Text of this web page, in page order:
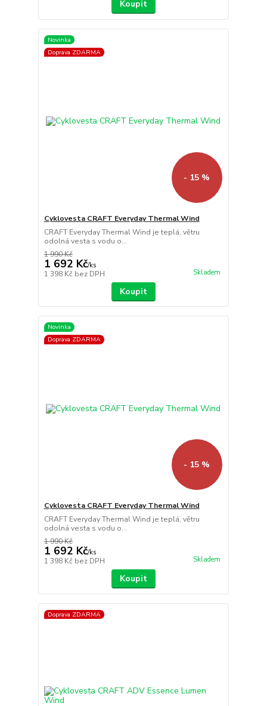
Koupit
Novinka
Doprava ZDARMA
- 15 %
Cyklovesta CRAFT Everyday Thermal Wind
CRAFT Everyday Thermal Wind je teplá, větru
odolná vesta s vodu o...
1 990 Kč
1 692 Kč/ks
1 398 Kč bez DPH Skladem
Koupit
Novinka
Doprava ZDARMA
- 15 %
Cyklovesta CRAFT Everyday Thermal Wind
CRAFT Everyday Thermal Wind je teplá, větru
odolná vesta s vodu o...
1 990 Kč
1 692 Kč/ks
1 398 Kč bez DPH Skladem
Koupit
Doprava ZDARMA